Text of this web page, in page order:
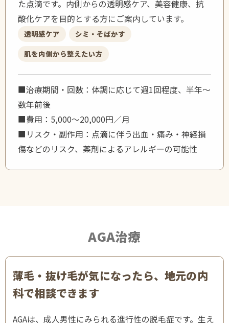
た点滴です。内側からの透明感ケア、美容健康、抗
酸化ケアを目的とする方にご案内しています。
透明感ケア
シミ・そばかす
肌を内側から整えたい方
■治療期間・回数：体調に応じて週1回程度、半年〜
数年前後
■費用：5,000〜20,000円／月
■リスク・副作用：点滴に伴う出血・痛み・神経損
傷などのリスク、薬剤によるアレルギーの可能性
AGA治療
薄毛・抜け毛が気になったら、地元の内
科で相談できます
AGAは、成人男性にみられる進行性の脱毛症です。生え